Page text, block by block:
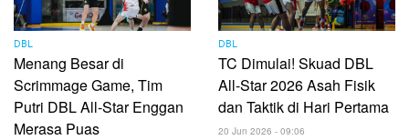
DBL
Menang Besar di
Scrimmage Game, Tim
Putri DBL All-Star Enggan
Merasa Puas
DBL
TC Dimulai! Skuad DBL
All-Star 2026 Asah Fisik
dan Taktik di Hari Pertama
20 Jun 2026 - 09:06